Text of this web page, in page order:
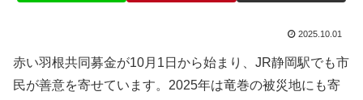
2025.10.01
赤い羽根共同募金が10月1日から始まり、JR静岡駅でも市
民が善意を寄せています。2025年は竜巻の被災地にも寄